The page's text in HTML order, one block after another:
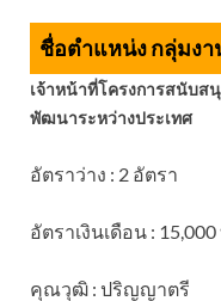
ชื่อตำแหน่ง กลุ่มงา
เจ้าหน้าที่โครงการสนับส
พัฒนาระหว่างประเทศ
อัตราว่าง : 2 อัตรา
อัตราเงินเดือน :
คุณวุฒิ : ปริญญาตรี